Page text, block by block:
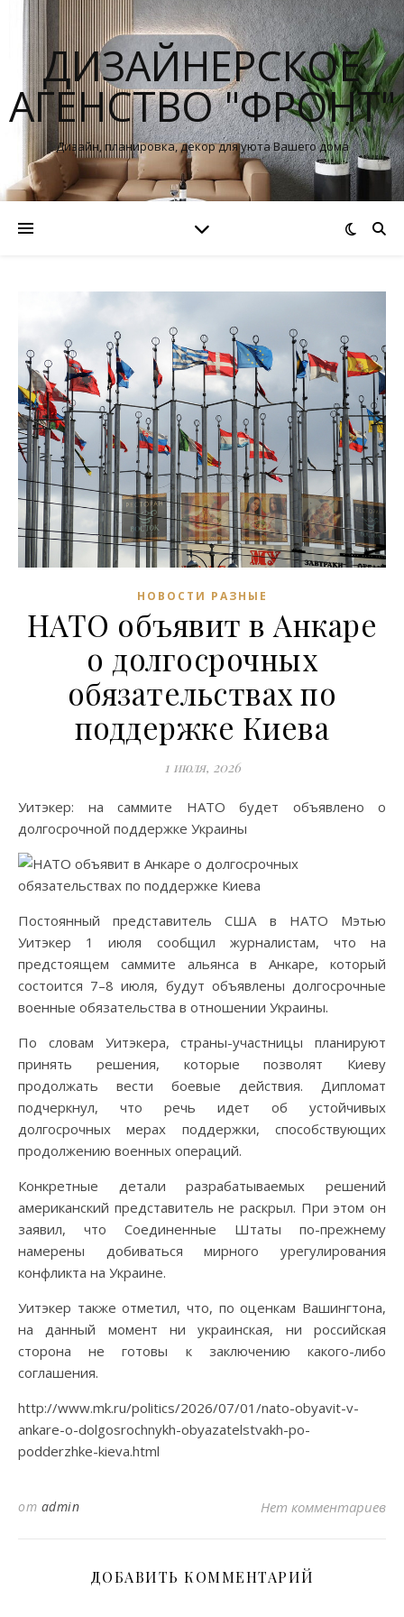
ДИЗАЙНЕРСКОЕ
АГЕНСТВО "ФРОНТ"
Дизайн, планировка, декор для уюта Вашего дома
НОВОСТИ РАЗНЫЕ
НАТО объявит в Анкаре
о долгосрочных
обязательствах по
поддержке Киева
1 июля, 2026
Уитэкер: на саммите НАТО будет объявлено о
долгосрочной поддержке Украины
Постоянный представитель США в НАТО Мэтью
Уитэкер 1 июля сообщил журналистам, что на
предстоящем саммите альянса в Анкаре, который
состоится 7–8 июля, будут объявлены долгосрочные
военные обязательства в отношении Украины.
По словам Уитэкера, страны-участницы планируют
принять решения, которые позволят Киеву
продолжать вести боевые действия. Дипломат
подчеркнул, что речь идет об устойчивых
долгосрочных мерах поддержки, способствующих
продолжению военных операций.
Конкретные детали разрабатываемых решений
американский представитель не раскрыл. При этом он
заявил, что Соединенные Штаты по-прежнему
намерены добиваться мирного урегулирования
конфликта на Украине.
Уитэкер также отметил, что, по оценкам Вашингтона,
на данный момент ни украинская, ни российская
сторона не готовы к заключению какого-либо
соглашения.
http://www.mk.ru/politics/2026/07/01/nato-obyavit-v-
ankare-o-dolgosrochnykh-obyazatelstvakh-po-
podderzhke-kieva.html
от admin Нет комментариев
ДОБАВИТЬ КОММЕНТАРИЙ